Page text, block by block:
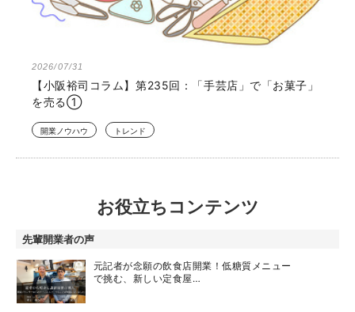
2026/07/31
【小阪裕司コラム】第235回：「手芸店」で「お菓子」
を売る①
開業ノウハウ トレンド
お役立ちコンテンツ
先輩開業者の声
元記者が念願の飲食店開業！低糖質メニュー
で挑む、新しい定食屋…